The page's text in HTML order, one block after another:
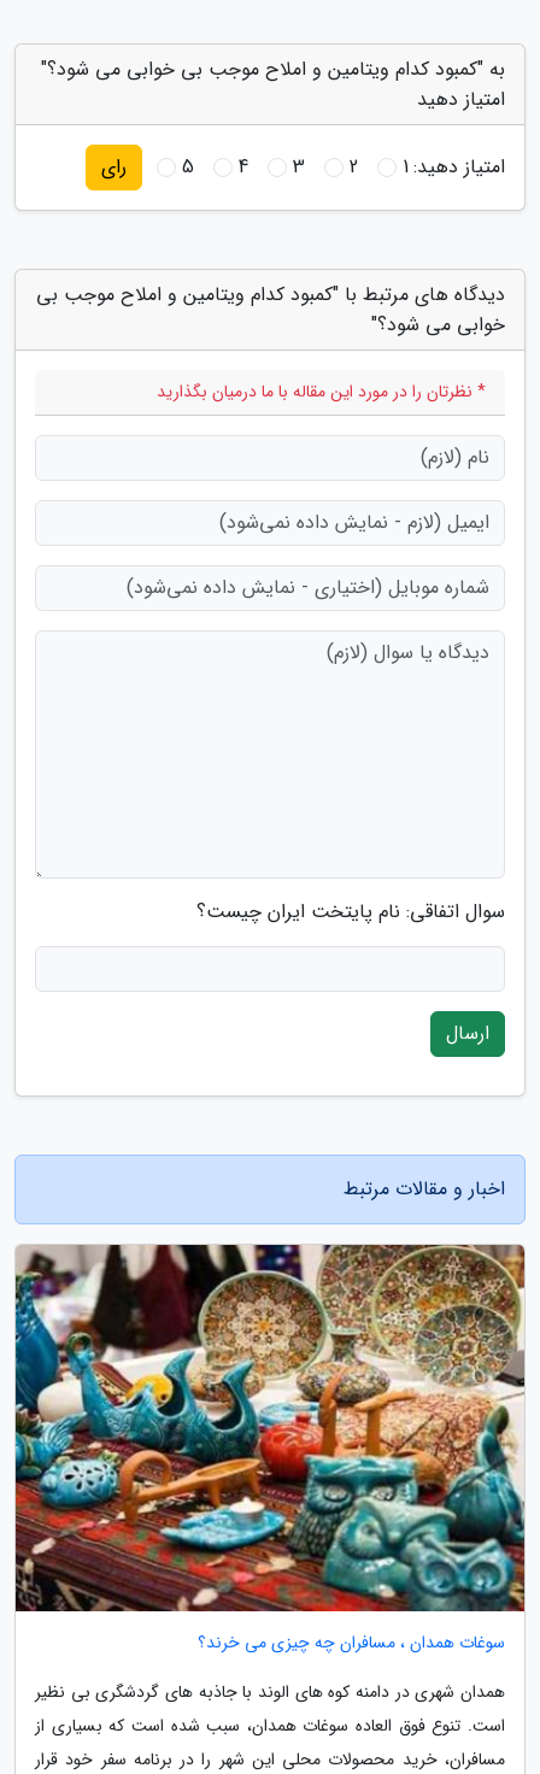
به "کمبود کدام ویتامین و املاح موجب بی خوابی می شود؟"
امتیاز دهید
امتیاز دهید:1
2
3
4
5 رای
دیدگاه های مرتبط با "کمبود کدام ویتامین و املاح موجب بی
خوابی می شود؟"
* نظرتان را در مورد این مقاله با ما درمیان بگذارید
سوال اتفاقی: نام پایتخت ایران چیست؟
ارسال
اخبار و مقالات مرتبط
سوغات همدان ، مسافران چه چیزی می خرند؟
همدان شهری در دامنه کوه های الوند با جاذبه های گردشگری بی نظیر
است. تنوع فوق العاده سوغات همدان، سبب شده است که بسیاری از
مسافران، خرید محصولات محلی این شهر را در برنامه سفر خود قرار